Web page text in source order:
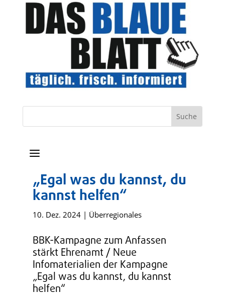
a
„Egal was du kannst, du
kannst helfen“
10. Dez. 2024| Überregionales
BBK-Kampagne zum Anfassen
stärkt Ehrenamt / Neue
Infomaterialien der Kampagne
„Egal was du kannst, du kannst
helfen“